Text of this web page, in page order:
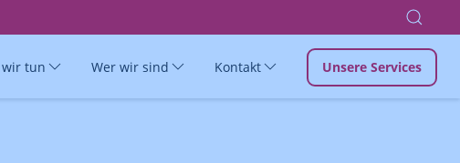
wir tun Wer wir sind Kontakt Unsere Services